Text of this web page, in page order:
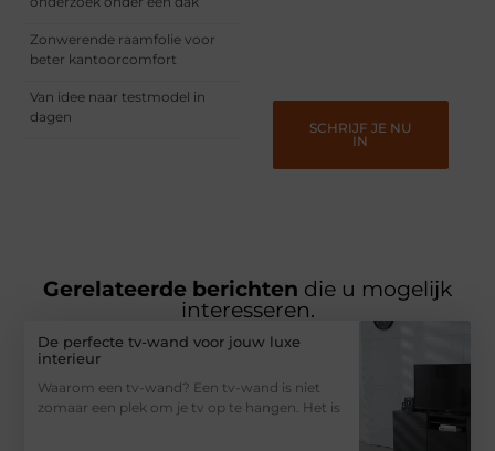
Zonwerende raamfolie voor
beter kantoorcomfort
Van idee naar testmodel in
dagen
SCHRIJF JE NU
IN
Gerelateerde berichten die u mogelijk
interesseren.
De perfecte tv-wand voor jouw luxe
interieur
Waarom een tv-wand? Een tv-wand is niet
zomaar een plek om je tv op te hangen. Het is